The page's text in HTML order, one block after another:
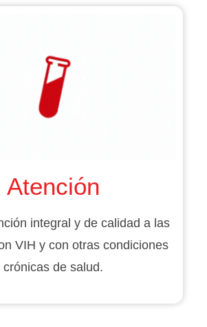
Atención
integral y de calidad a las
VIH y con otras condiciones
crónicas de salud.